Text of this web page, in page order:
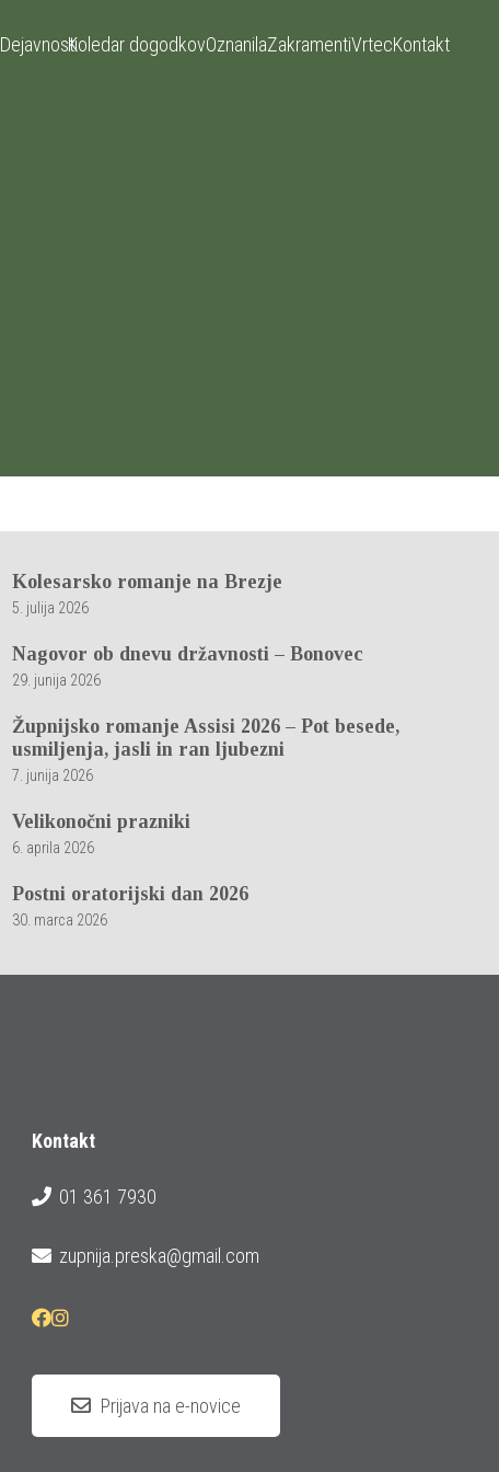
DejavnostiKoledar dogodkovOznanilaZakramentiVrtecKontakt
Kolesarsko romanje na Brezje
5. julija 2026
Nagovor ob dnevu državnosti – Bonovec
29. junija 2026
Župnijsko romanje Assisi 2026 – Pot besede,
usmiljenja, jasli in ran ljubezni
7. junija 2026
Velikonočni prazniki
6. aprila 2026
Postni oratorijski dan 2026
30. marca 2026
Kontakt
01 361 7930
zupnija.preska@gmail.com
Prijava na e-novice